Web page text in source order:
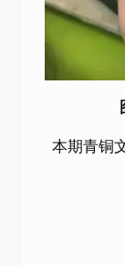
本期青铜